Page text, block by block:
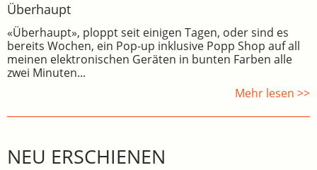
Überhaupt
«Überhaupt», ploppt seit einigen Tagen, oder sind es
bereits Wochen, ein Pop-up inklusive Popp Shop auf all
meinen elektronischen Geräten in bunten Farben alle
zwei Minuten...
Mehr lesen >>
NEU ERSCHIENEN